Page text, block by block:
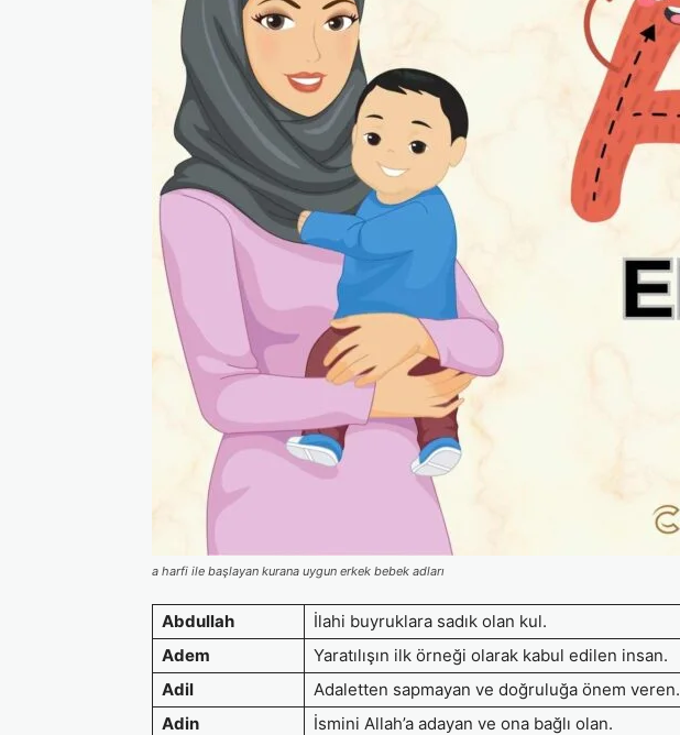
a harfi ile başlayan kurana uygun erkek bebek adları
Abdullah
İlahi buyruklara sadık olan kul.
Adem
Yaratılışın ilk örneği olarak kabul edilen insan.
Adil
Adaletten sapmayan ve doğruluğa önem veren.
Adin
İsmini Allah’a adayan ve ona bağlı olan.